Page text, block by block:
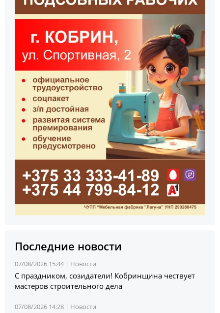
Последние новости
07/08/2026 15:44 | Новости
С праздником, созидатели! Кобринщина чествует
мастеров строительного дела
07/08/2026 14:28 | Новости